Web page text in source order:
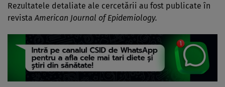
Rezultatele detaliate ale cercetării au fost publicate în
revista American Journal of Epidemiology.